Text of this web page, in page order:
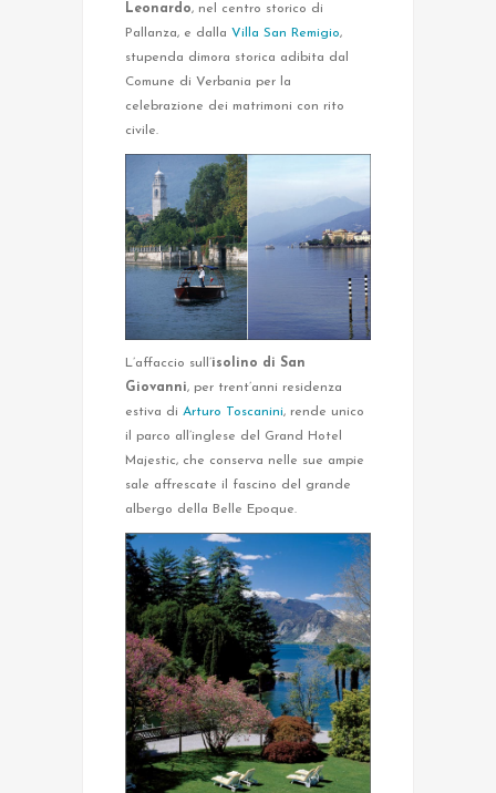
Leonardo, nel centro storico di
Pallanza, e dalla Villa San Remigio,
stupenda dimora storica adibita dal
Comune di Verbania per la
celebrazione dei matrimoni con rito
civile.
L’affaccio sull’isolino di San
Giovanni, per trent’anni residenza
estiva di Arturo Toscanini, rende unico
il parco all’inglese del Grand Hotel
Majestic, che conserva nelle sue ampie
sale affrescate il fascino del grande
albergo della Belle Epoque.